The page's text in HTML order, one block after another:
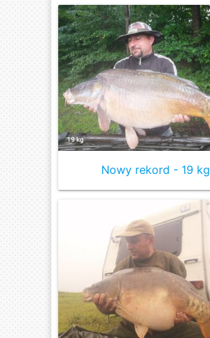
Nowy rekord - 19 kg